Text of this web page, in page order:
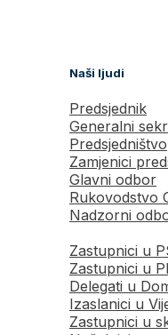
Naši ljudi
Predsjednik
Generalni
Predsjedništvo
Zamjenici
Glavni odbor
Rukovodstvo
Nadzorni
Zastupnici u
Zastupnici u
Delegati u
Izaslanici u
Zastupnici u